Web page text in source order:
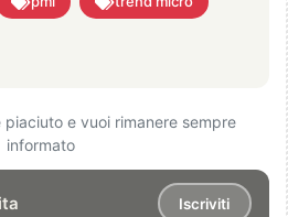
e vuoi rimanere sempre
informato
Iscriviti